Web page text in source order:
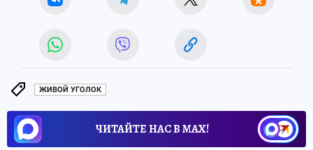
ЖИВОЙ УГОЛОК
ЧИТАЙТЕ НАС В МАХ!